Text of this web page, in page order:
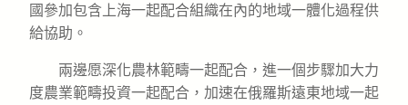
國參加包含上海一起配合組織在內的地域一體化過程供
給協助。
兩邊愿深化農林範疇一起配合，進一個步驟加大力
度農業範疇投資一起配合，加速在俄羅斯遠東地域一起